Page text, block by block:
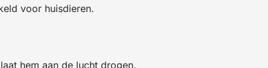
voor huisdieren.
hem aan de lucht drogen.